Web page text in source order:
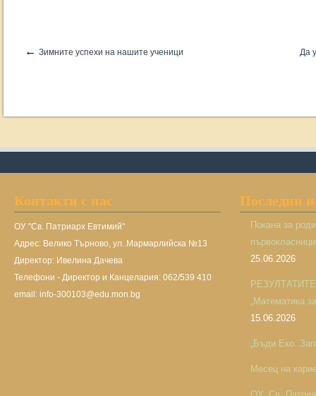
← Зимните успехи на нашите ученици Да
Контакти с нас
ОУ "Св. Патриарх Евтимий"
Адрес: Велико Търново, ул. Мармарлийска №13
Директор: Ивелина Дачева
Телефони - Директор и Канцелария: 062/539 410
email: info-300103@edu.mon.bg
Последни
Покана за
25.06.2026
РЕЗУЛТАТИТЕ
„Математика
15.06.2026
„Бъди Еко.
Месец на